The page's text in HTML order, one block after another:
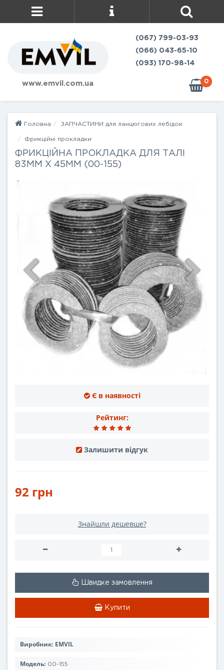
www.emvil.com.ua
(067) 799-03-93
(066) 043-65-10
(093) 170-98-14
0
Головна ЗАПЧАСТИНИ для ланцюгових лебідок
Фрикційні прокладки
ФРИКЦІЙНА ПРОКЛАДКА ДЛЯ ТАЛІ
83ММ Х 45ММ (00-155)
Є в наявності
Рейтинг:
Залишити відгук
92 грн
Знайшли дешевше?
Швидке замовлення
Купити
Виробник: EMVIL
Модель: 00-155